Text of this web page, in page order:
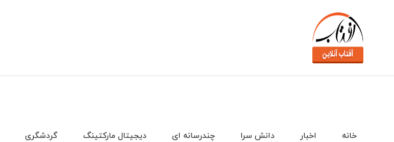
گردشگری دیجیتال مارکتینگ چندرسانه ای دانش سرا اخبار خانه